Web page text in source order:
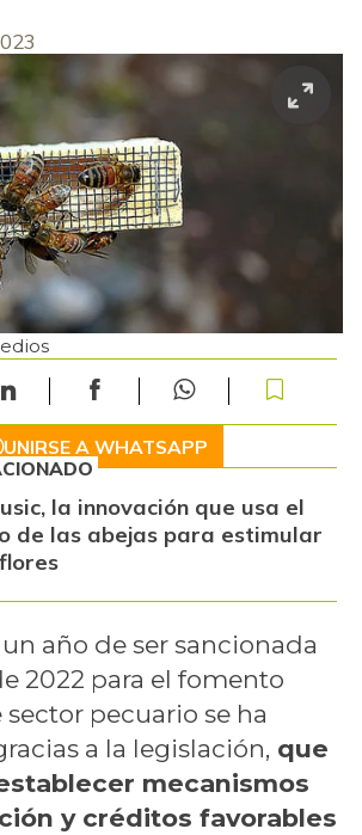
UNIRSE A WHATSAPP
la innovación que usa el
de las abejas para estimular
año de ser sancionada
2022 para el fomento
sector pecuario se ha
a la legislación, que
mecanismos
y créditos favorables